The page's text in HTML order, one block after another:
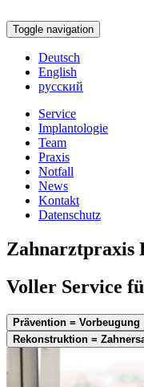
Toggle navigation
Deutsch
English
русский
Service
Implantologie
Team
Praxis
Notfall
News
Kontakt
Datenschutz
Zahnarztpraxis
Voller Service
Prävention = Vorbeugung
Rekonstruktion =